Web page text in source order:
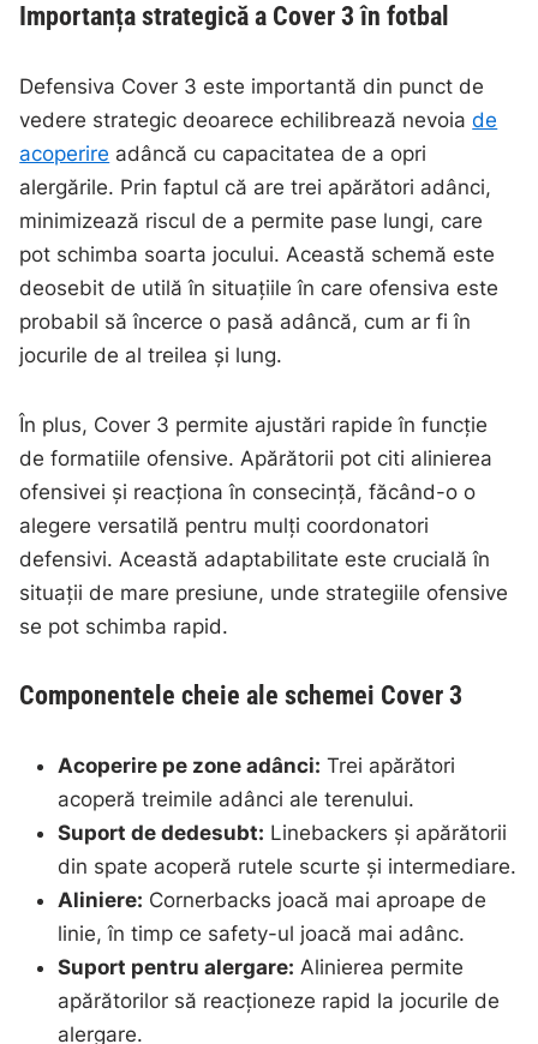
Importanța strategică a Cover 3 în fotbal
Defensiva Cover 3 este importantă din punct de
vedere strategic deoarece echilibrează nevoiade
acoperire adâncă cu capacitatea de a opri
alergările. Prin faptul că are trei apărători adânci,
minimizează riscul de a permite pase lungi, care
pot schimba soarta jocului. Această schemă este
deosebit de utilă în situațiile în care ofensiva este
probabil să încerce o pasă adâncă, cum ar fi în
jocurile de al treilea și lung.
În plus, Cover 3 permite ajustări rapide în funcție
de formatiile ofensive. Apărătorii pot citi alinierea
ofensivei și reacționa în consecință, făcând-o o
alegere versatilă pentru mulți coordonatori
defensivi. Această adaptabilitate este crucială în
situații de mare presiune, unde strategiile ofensive
se pot schimba rapid.
Componentele cheie ale schemei Cover 3
Acoperire pe zone adânci: Trei apărători
acoperă treimile adânci ale terenului.
Suport de dedesubt: Linebackers și apărătorii
din spate acoperă rutele scurte și intermediare.
Aliniere: Cornerbacks joacă mai aproape de
linie, în timp ce safety-ul joacă mai adânc.
Suport pentru alergare: Alinierea permite
apărătorilor să reacționeze rapid la jocurile de
alergare.